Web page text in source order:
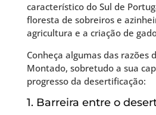
característico do Sul de
floresta de sobreiros e
agricultura e a criação de
Conheça algumas das razões
Montado, sobretudo a sua
progresso da desertificação:
1. Barreira entre o